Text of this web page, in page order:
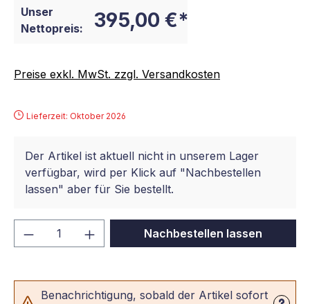
Unser
Nettopreis:
395,00 €*
Preise exkl. MwSt. zzgl. Versandkosten
Lieferzeit: Oktober 2026
Der Artikel ist aktuell nicht in unserem Lager
verfügbar, wird per Klick auf "Nachbestellen
lassen" aber für Sie bestellt.
Produkt Anzahl: Gib denNachbestellen lassen
Benachrichtigung, sobald der Artikel sofort